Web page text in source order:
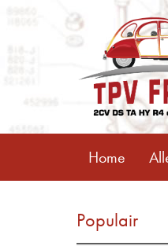
Home
Populair